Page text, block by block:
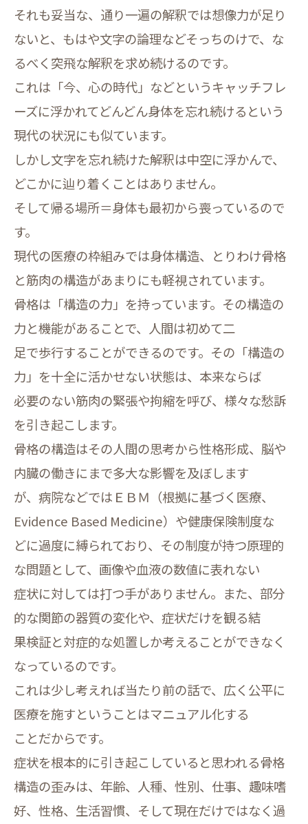
それも妥当な、通り一遍の解釈では想像力が足り
ないと、もはや文字の論理などそっちのけで、な
るべく突飛な解釈を求め続けるのです。
これは「今、心の時代」などというキャッチフレ
ーズに浮かれてどんどん身体を忘れ続けるという
現代の状況にも似ています。
しかし文字を忘れ続けた解釈は中空に浮かんで、
どこかに辿り着くことはありません。
そして帰る場所＝身体も最初から喪っているので
す。
現代の医療の枠組みでは身体構造、とりわけ骨格
と筋肉の構造があまりにも軽視されています。
骨格は「構造の力」を持っています。その構造の
力と機能があることで、人間は初めて二
足で歩行することができるのです。その「構造の
力」を十全に活かせない状態は、本来ならば
必要のない筋肉の緊張や拘縮を呼び、様々な愁訴
を引き起こします。
骨格の構造はその人間の思考から性格形成、脳や
内臓の働きにまで多大な影響を及ぼします
が、病院などではＥＢＭ（根拠に基づく医療、
Evidence Based Medicine）や健康保険制度な
どに過度に縛られており、その制度が持つ原理的
な問題として、画像や血液の数値に表れない
症状に対しては打つ手がありません。また、部分
的な関節の器質の変化や、症状だけを観る結
果検証と対症的な処置しか考えることができなく
なっているのです。
これは少し考えれば当たり前の話で、広く公平に
医療を施すということはマニュアル化する
ことだからです。
症状を根本的に引き起こしていると思われる骨格
構造の歪みは、年齢、人種、性別、仕事、趣味嗜
好、性格、生活習慣、そして現在だけではなく過